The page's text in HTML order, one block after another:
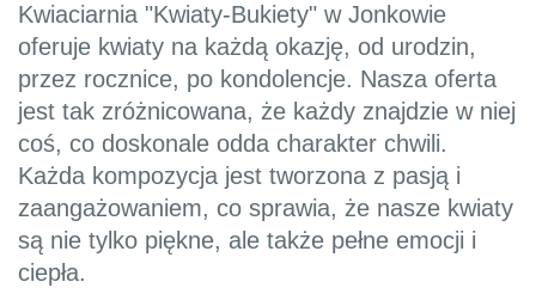
Kwiaciarnia "Kwiaty-Bukiety" w Jonkowie
oferuje kwiaty na każdą okazję, od urodzin,
przez rocznice, po kondolencje. Nasza oferta
jest tak zróżnicowana, że każdy znajdzie w niej
coś, co doskonale odda charakter chwili.
Każda kompozycja jest tworzona z pasją i
zaangażowaniem, co sprawia, że nasze kwiaty
są nie tylko piękne, ale także pełne emocji i
ciepła.